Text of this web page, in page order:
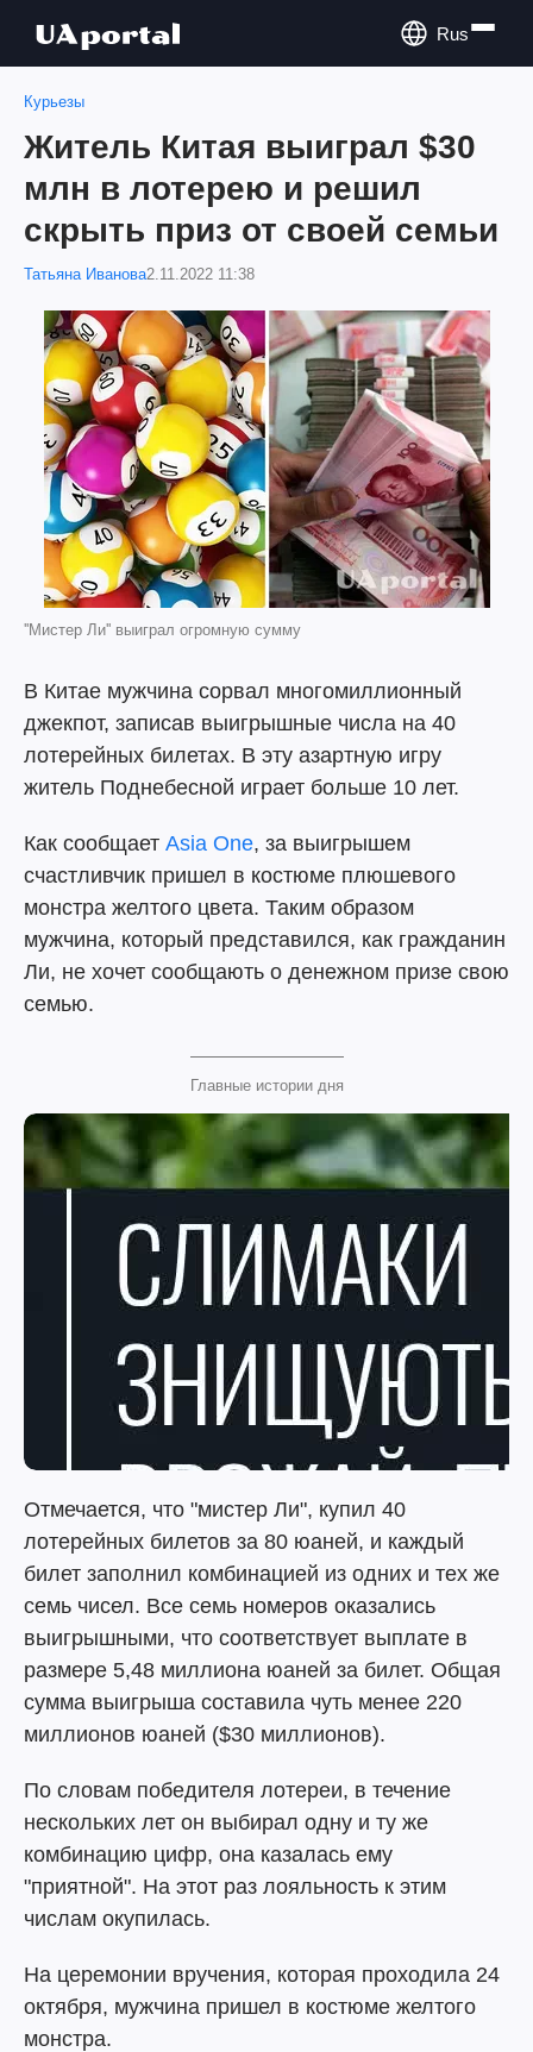
Rus
Курьезы
Житель Китая выиграл $30
млн в лотерею и решил
скрыть приз от своей семьи
Татьяна Иванова2.11.2022 11:38
''Мистер Ли'' выиграл огромную сумму
В Китае мужчина сорвал многомиллионный
джекпот, записав выигрышные числа на 40
лотерейных билетах. В эту азартную игру
житель Поднебесной играет больше 10 лет.
Как сообщает Asia One, за выигрышем
счастливчик пришел в костюме плюшевого
монстра желтого цвета. Таким образом
мужчина, который представился, как гражданин
Ли, не хочет сообщають о денежном призе свою
семью.
Главные истории дня
Отмечается, что "мистер Ли", купил 40
лотерейных билетов за 80 юаней, и каждый
билет заполнил комбинацией из одних и тех же
семь чисел. Все семь номеров оказались
выигрышными, что соответствует выплате в
размере 5,48 миллиона юаней за билет. Общая
сумма выигрыша составила чуть менее 220
миллионов юаней ($30 миллионов).
По словам победителя лотереи, в течение
нескольких лет он выбирал одну и ту же
комбинацию цифр, она казалась ему
"приятной". На этот раз лояльность к этим
числам окупилась.
На церемонии вручения, которая проходила 24
октября, мужчина пришел в костюме желтого
монстра.